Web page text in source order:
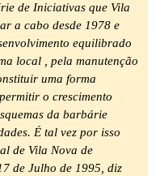
de Iniciativas que Vila
a cabo desde 1978 e
equilibrado
local , pela manutenção
uma forma
o crescimento
da barbárie
É tal vez por isso
de Vila Nova de
de Julho de 1995, diz